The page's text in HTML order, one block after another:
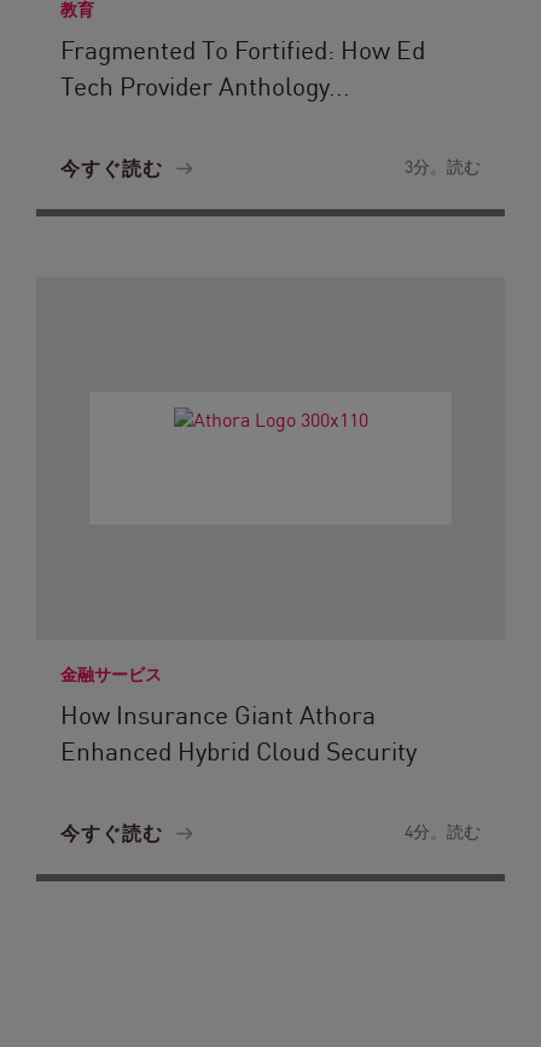
教育
Fragmented To Fortified: How Ed
Tech Provider Anthology...
今すぐ読む 3分。読む
金融サービス
How Insurance Giant Athora
Enhanced Hybrid Cloud Security
今すぐ読む 4分。読む